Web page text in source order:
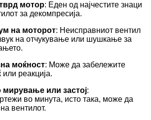
мотор: Еден од најчестите знаци
за декомпресија.
на моторот: Неисправниот вентил
на отчукување или шушкање за
моќност: Може да забележите
реакција.
или застој:
во минута, исто така, може да
вентилот.